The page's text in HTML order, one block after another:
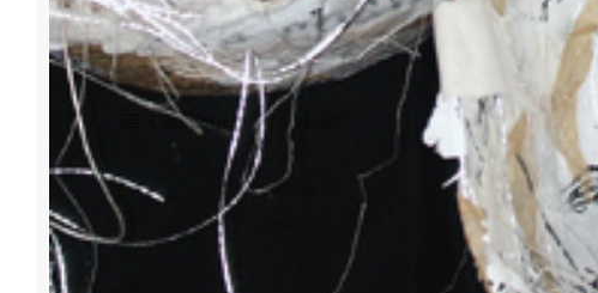
Categories:
Installation
Papier